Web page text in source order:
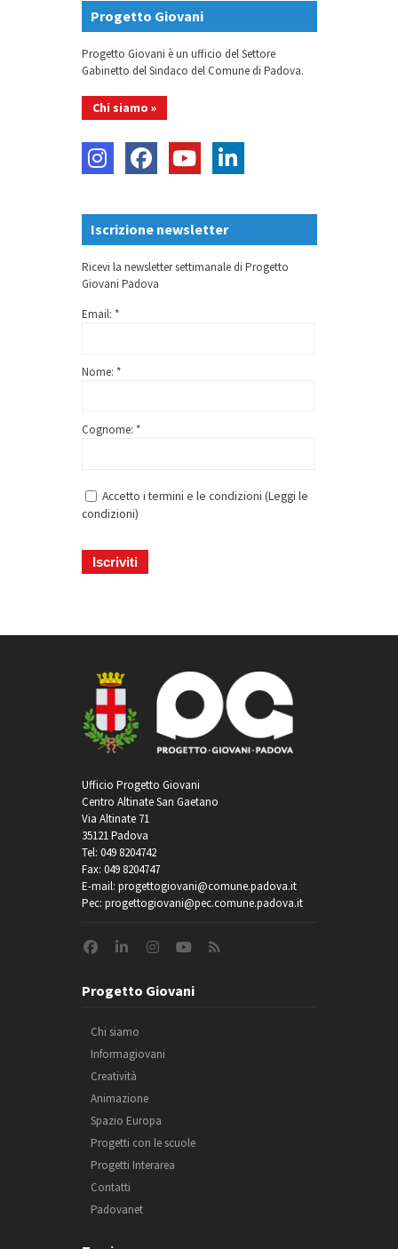
Progetto Giovani
Progetto Giovani è un ufficio del Settore
Gabinetto del Sindaco del Comune di Padova.
Chi siamo »
Iscrizione newsletter
Ricevi la newsletter settimanale di Progetto
Giovani Padova
Email: *
Nome: *
Cognome: *
Accetto i termini e le condizioni (Leggi le
condizioni)
Ufficio Progetto Giovani
Centro Altinate San Gaetano
Via Altinate 71
35121 Padova
Tel: 049 8204742
Fax: 049 8204747
E-mail: progettogiovani@comune.padova.it
Pec: progettogiovani@pec.comune.padova.it
Progetto Giovani
Chi siamo
Informagiovani
Creatività
Animazione
Spazio Europa
Progetti con le scuole
Progetti Interarea
Contatti
Padovanet